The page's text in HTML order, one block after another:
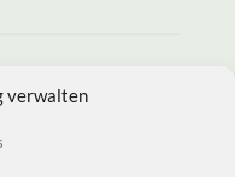
verwalten